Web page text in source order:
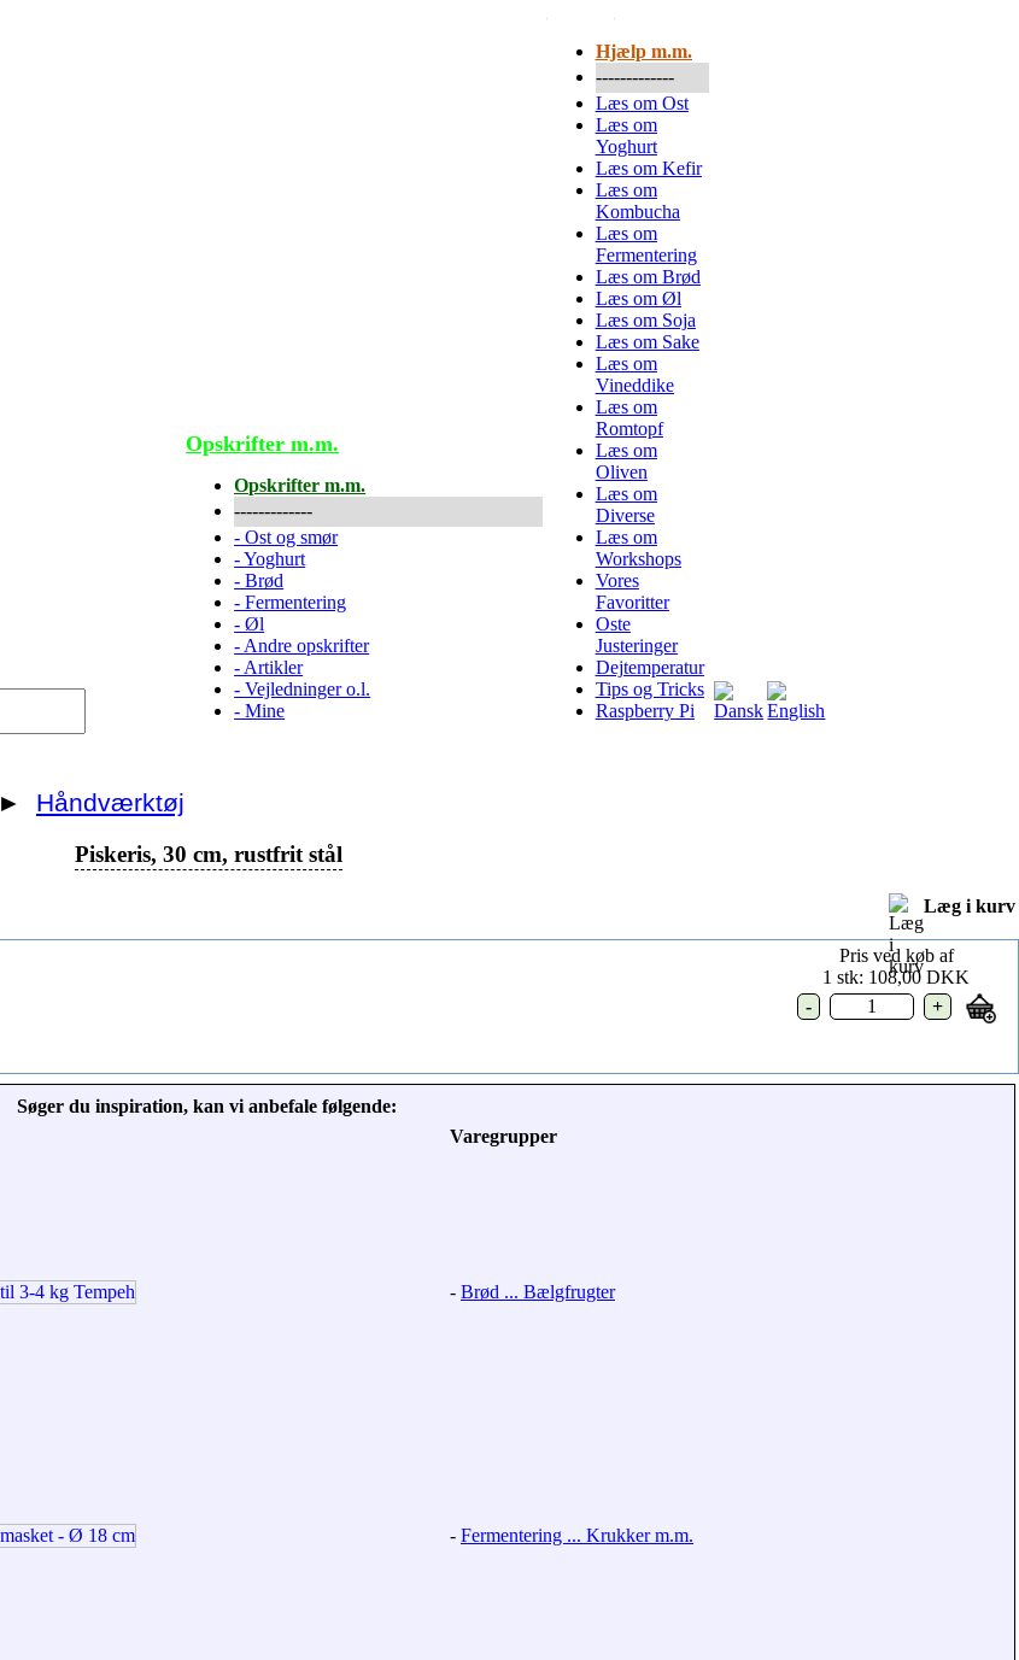
Opskrifter m.m.
Opskrifter m.m.
-------------
-Ost og smør
-Yoghurt
-Brød
-Fermentering
-Øl
- Andre opskrifter
- Artikler
-Vejledninger o.l.
-Mine
Hjælp m.m.
-------------
Læs om Ost
Læs om
Yoghurt
Læs om Kefir
Læs om
Kombucha
Læs om
Fermentering
Læs om Brød
Læs om Øl
Læs om Soja
Læs om Sake
Læs om
Vineddike
Læs om
Romtopf
Læs om
Oliven
Læs om
Diverse
Læs om
Workshops
Vores
Favoritter
Oste
Justeringer
Dejtemperatur
Tips og Tricks
Raspberry Pi
► Håndværktøj
Piskeris, 30 cm, rustfrit stål
Læg i kurv
Pris ved køb af
1 stk: 108,00 DKK
Søger du inspiration, kan vi anbefale følgende:
Varegrupper
- Brød ... Bælgfrugter
- Fermentering ... Krukker m.m.